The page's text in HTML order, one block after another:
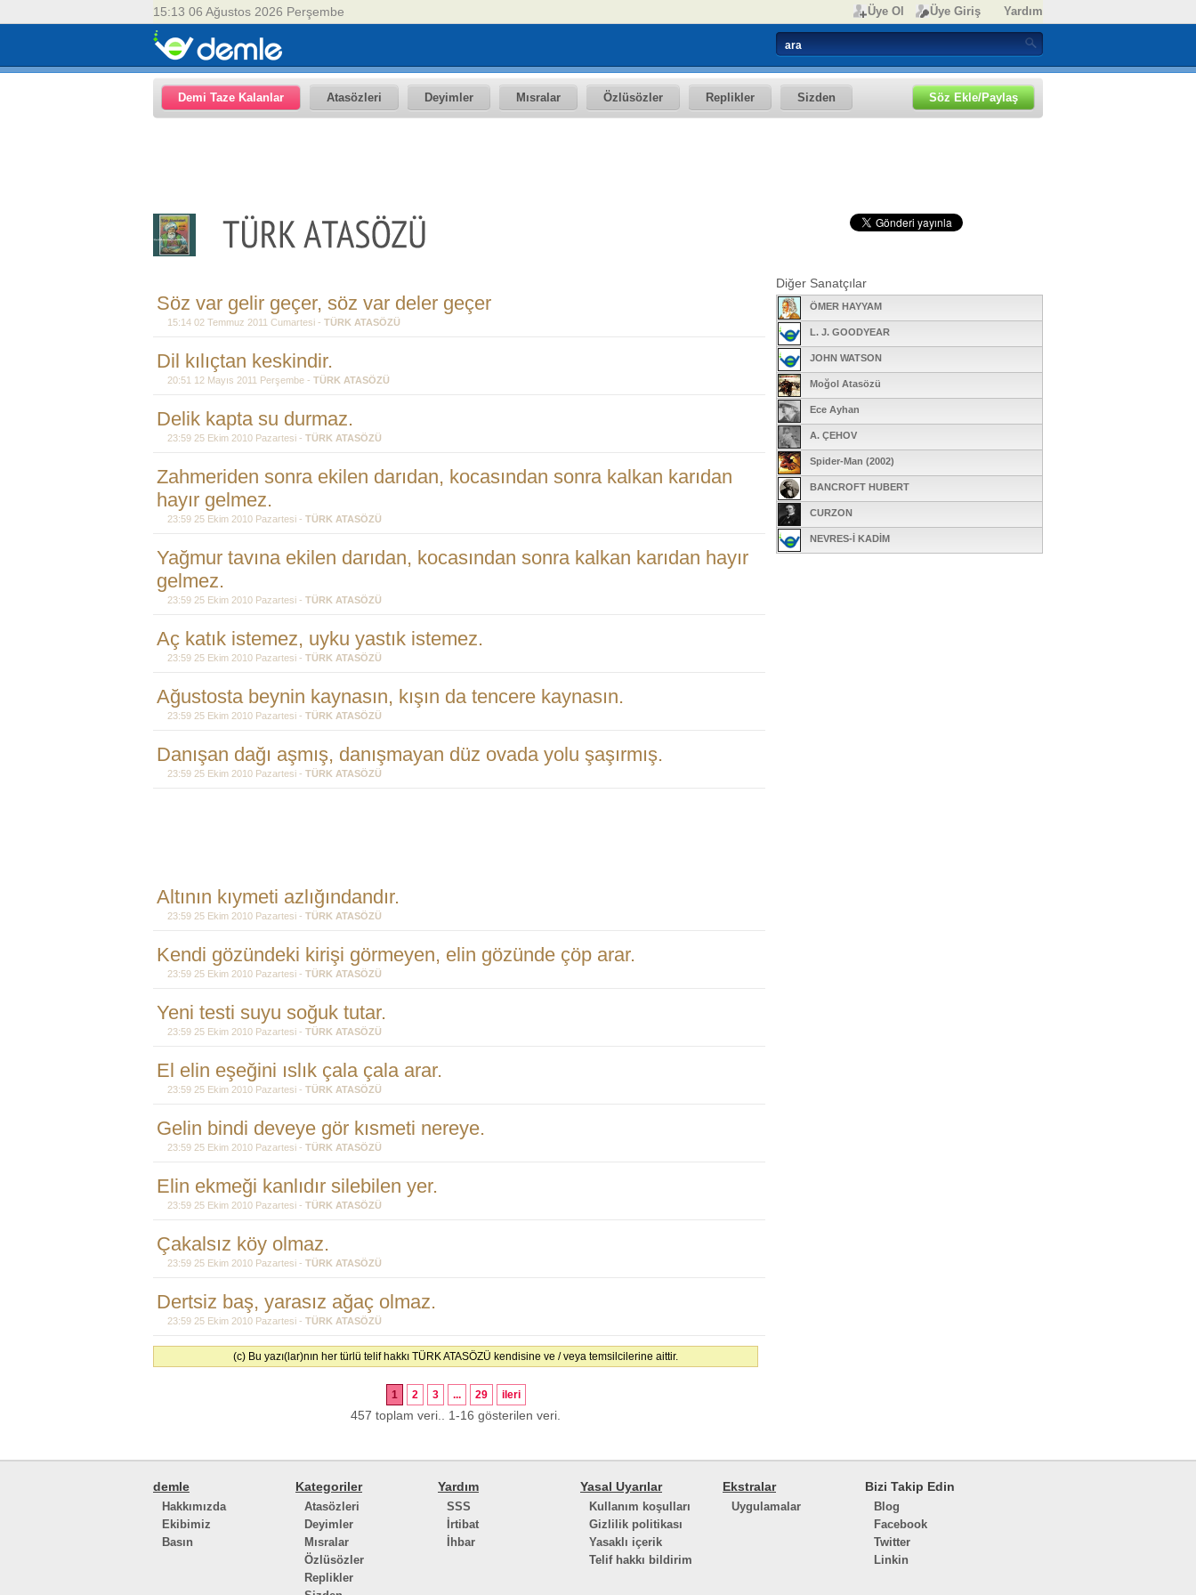
15:13 06 Ağustos 2026 Perşembe Üye Ol Üye Giriş Yardım
Demi Taze Kalanlar Atasözleri Deyimler Mısralar Özlüsözler Replikler Sizden Söz Ekle/Paylaş
Söz var gelir geçer, söz var deler geçer
15:14 02 Temmuz 2011 Cumartesi - TÜRK ATASÖZÜ
Dil kılıçtan keskindir.
20:51 12 Mayıs 2011 Perşembe - TÜRK ATASÖZÜ
Delik kapta su durmaz.
23:59 25 Ekim 2010 Pazartesi - TÜRK ATASÖZÜ
Zahmeriden sonra ekilen darıdan, kocasından sonra kalkan karıdan
hayır gelmez.
23:59 25 Ekim 2010 Pazartesi - TÜRK ATASÖZÜ
Yağmur tavına ekilen darıdan, kocasından sonra kalkan karıdan hayır
gelmez.
23:59 25 Ekim 2010 Pazartesi - TÜRK ATASÖZÜ
Aç katık istemez, uyku yastık istemez.
23:59 25 Ekim 2010 Pazartesi - TÜRK ATASÖZÜ
Ağustosta beynin kaynasın, kışın da tencere kaynasın.
23:59 25 Ekim 2010 Pazartesi - TÜRK ATASÖZÜ
Danışan dağı aşmış, danışmayan düz ovada yolu şaşırmış.
23:59 25 Ekim 2010 Pazartesi - TÜRK ATASÖZÜ
Altının kıymeti azlığındandır.
23:59 25 Ekim 2010 Pazartesi - TÜRK ATASÖZÜ
Kendi gözündeki kirişi görmeyen, elin gözünde çöp arar.
23:59 25 Ekim 2010 Pazartesi - TÜRK ATASÖZÜ
Yeni testi suyu soğuk tutar.
23:59 25 Ekim 2010 Pazartesi - TÜRK ATASÖZÜ
El elin eşeğini ıslık çala çala arar.
23:59 25 Ekim 2010 Pazartesi - TÜRK ATASÖZÜ
Gelin bindi deveye gör kısmeti nereye.
23:59 25 Ekim 2010 Pazartesi - TÜRK ATASÖZÜ
Elin ekmeği kanlıdır silebilen yer.
23:59 25 Ekim 2010 Pazartesi - TÜRK ATASÖZÜ
Çakalsız köy olmaz.
23:59 25 Ekim 2010 Pazartesi - TÜRK ATASÖZÜ
Dertsiz baş, yarasız ağaç olmaz.
23:59 25 Ekim 2010 Pazartesi - TÜRK ATASÖZÜ
(c) Bu yazı(lar)nın her türlü telif hakkı TÜRK ATASÖZÜ kendisine ve / veya temsilcilerine aittir.
1 2 3 ... 29 ileri
457 toplam veri.. 1-16 gösterilen veri.
Diğer Sanatçılar
ÖMER HAYYAM
L. J. GOODYEAR
JOHN WATSON
Moğol Atasözü
Ece Ayhan
A. ÇEHOV
Spider-Man (2002)
BANCROFT HUBERT
CURZON
NEVRES-İ KADİM
demle
Hakkımızda
Ekibimiz
Basın
Kategoriler
Atasözleri
Deyimler
Mısralar
Özlüsözler
Replikler
Yardım
SSS
İrtibat
İhbar
Yasal Uyarılar
Kullanım koşulları
Gizlilik politikası
Yasaklı içerik
Telif hakkı bildirim
Ekstralar
Uygulamalar
Bizi Takip Edin
Blog
Facebook
Twitter
Linkin